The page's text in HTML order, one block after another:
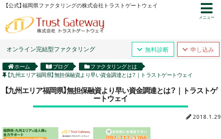
【公式】福岡県ファクタリングの株式会社トラストゲートウェイ
オンライン完結型ファクタリング 無料診断 申し込み
メニュー
ホーム ブログ
ファクタリングとは
【九州エリア福岡県】無担保融資より早い資金調達とは？｜トラストゲートウェイ
【九州エリア福岡県】無担保融資より早い資金調達とは？｜トラストゲ
ートウェイ
2018.1.29